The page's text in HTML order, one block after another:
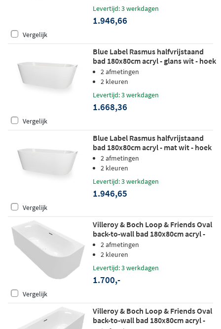
Levertijd: 3 werkdagen
1.946,66
Vergelijk
Blue Label Rasmus halfvrijstaand
bad 180x80cm acryl - glans wit - hoek
links+rechts
2 afmetingen
2 kleuren
Levertijd: 3 werkdagen
1.668,36
Vergelijk
Blue Label Rasmus halfvrijstaand
bad 180x80cm acryl - mat wit - hoek
links+rechts
2 afmetingen
2 kleuren
Levertijd: 3 werkdagen
1.946,65
Vergelijk
Villeroy & Boch Loop & Friends Oval
back-to-wall bad 180x80cm acryl -
hoek links - Wit
2 afmetingen
2 kleuren
Levertijd: 3 werkdagen
1.700,-
Vergelijk
Villeroy & Boch Loop & Friends Oval
back-to-wall bad 180x80cm acryl -